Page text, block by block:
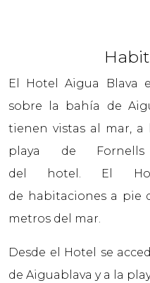
El Hotel Aigua Blava
sobre la bahía de
tienen vistas al mar, a
playa de
del hotel. El
de habitaciones a pie
metros del mar.
Desde el Hotel se
de Aiguablava y a la